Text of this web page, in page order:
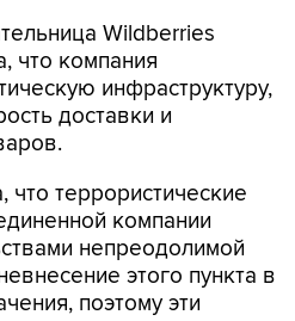
Wildberries
что компания
инфраструктуру,
доставки и
террористические
компании
непреодолимой
этого пункта в
поэтому эти